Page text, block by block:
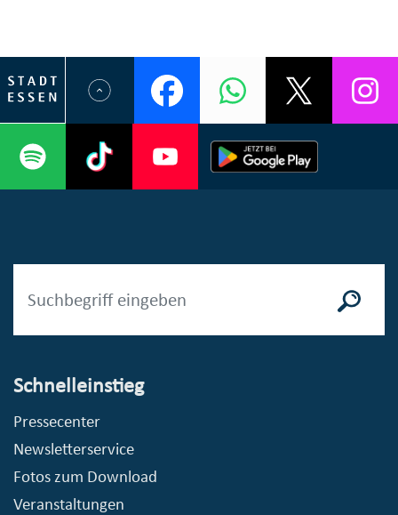
Schnelleinstieg
Pressecenter
Newsletterservice
Fotos zum Download
Veranstaltungen